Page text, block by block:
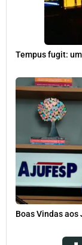
Tempus fugit:
Boas Vindas aos